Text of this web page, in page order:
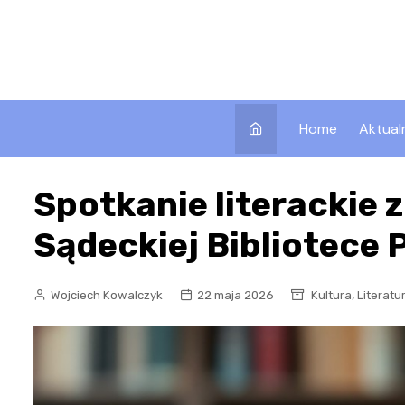
Home
Spotkanie literackie
Sądeckiej Bibliotece
Wojciech Kowalczyk 22 maja 2026 Kultura,